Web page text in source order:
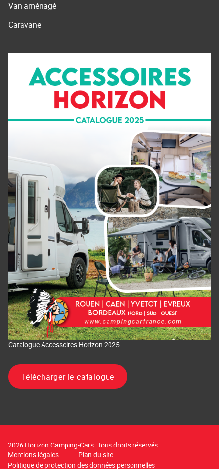
Van aménagé
Caravane
Catalogue Accessoires Horizon 2025
Télécharger le catalogue
2026 Horizon Camping-Cars. Tous droits réservés
Mentions légales
Plan du site
Politique de protection des données personnelles